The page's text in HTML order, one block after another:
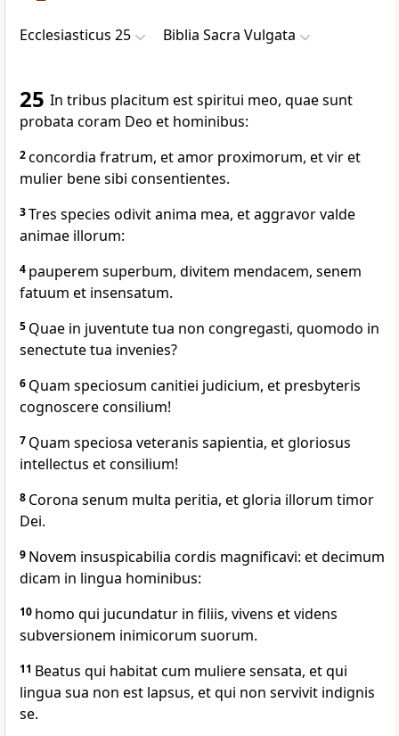
Ecclesiasticus 25 Biblia Sacra Vulgata
25 In tribus placitum est spiritui meo, quae sunt
probata coram Deo et hominibus:
2concordia fratrum, et amor proximorum, et vir et
mulier bene sibi consentientes.
3Tres species odivit anima mea, et aggravor valde
animae illorum:
4 pauperem superbum, divitem mendacem, senem
fatuum et insensatum.
5 Quae in juventute tua non congregasti, quomodo in
senectute tua invenies?
6 Quam speciosum canitiei judicium, et presbyteris
cognoscere consilium!
7 Quam speciosa veteranis sapientia, et gloriosus
intellectus et consilium!
8 Corona senum multa peritia, et gloria illorum timor
Dei.
9 Novem insuspicabilia cordis magnificavi: et decimum
dicam in lingua hominibus:
10 homo qui jucundatur in filiis, vivens et videns
subversionem inimicorum suorum.
11 Beatus qui habitat cum muliere sensata, et qui
lingua sua non est lapsus, et qui non servivit indignis
se.